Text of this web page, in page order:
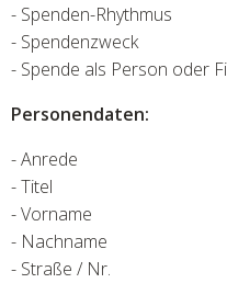
- Spenden-Rhythmus
- Spendenzweck
- Spende als Person oder
Personendaten:
- Anrede
- Titel
- Vorname
- Nachname
- Straße / Nr.